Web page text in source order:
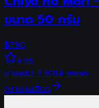
ขนาด 50 กรัม
฿790
4.95
ขายแล้ว7.1K114views
ดูรายละเอียด